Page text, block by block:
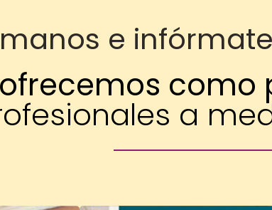
e infórmate
como
a